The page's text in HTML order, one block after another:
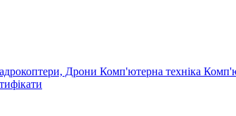
Дрони Комп'ютерна техніка